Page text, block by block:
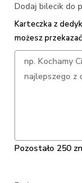
Dodaj bilecik do
Karteczka z
możesz
Pozostało 250